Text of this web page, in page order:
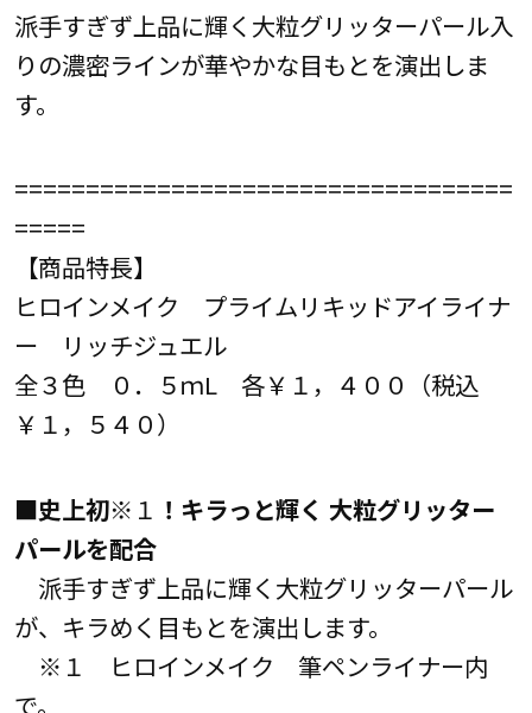
派手すぎず上品に輝く大粒グリッターパール入
りの濃密ラインが華やかな目もとを演出しま
す。
===================================
=====
【商品特長】
ヒロインメイク プライムリキッドアイライナ
ー リッチジュエル
全３色 ０．５ｍL 各￥１，４００（税込
￥１，５４０）
■史上初※１ ！キラっと輝く 大粒グリッター
パールを配合
派手すぎず上品に輝く大粒グリッターパール
が、キラめく目もとを演出します。
※１ ヒロインメイク 筆ペンライナー内
で。